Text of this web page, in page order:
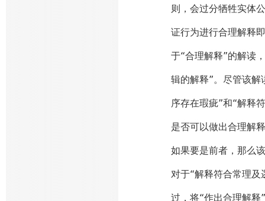
则，会过分牺牲实体
证行为进行合理解释
于“合理解释”的解读
辑的解释”。尽管该
序存在瑕疵”和“解释
是否可以做出合理解
如果要是前者，那么
对于“解释符合常理
过，将“作出合理解释